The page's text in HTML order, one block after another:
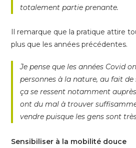
totalement partie prenante.
Il remarque que la pratique attire
plus que les années précédentes.
Je pense que les années Covid
personnes à la nature, au fait
ça se ressent notamment
ont du mal à trouver
vendre puisque les gens sont
Sensibiliser à la mobilité douce